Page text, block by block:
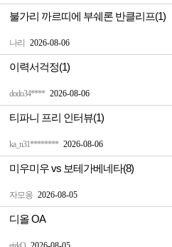
나리 2026-08-06
불가리 까르띠에 부쉐론 반클리프(1)
dodo34**** 2026-08-06
이력서걱정(1)
ka_n31******** 2026-08-06
티파니 프리 인터뷰(1)
자모옹 2026-08-05
미우미우 vs 보테가베네타(8)
디올 OA